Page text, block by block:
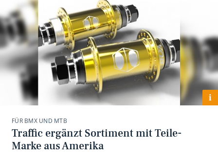
i
FÜR BMX UND MTB
Traffic ergänzt Sortiment mit Teile-
Marke aus Amerika